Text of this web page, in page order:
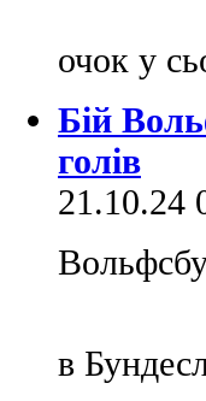
очок у
Бій
голів
21.10.24
в